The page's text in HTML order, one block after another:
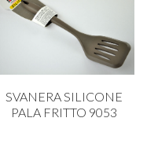
SVANERA SILICONE
PALA FRITTO 9053